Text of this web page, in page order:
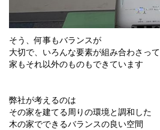
そう、何事もバランスが
大切で、いろんな要素が組み合わさって
家もそれ以外のものもできています
弊社が考えるのは
その家を建てる周りの環境と調和した
木の家でできるバランスの良い空間